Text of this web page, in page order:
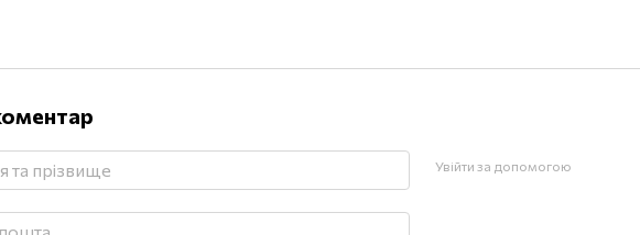
Увійти за допомогою